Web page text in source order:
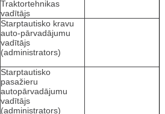
Traktortehnikas
vadītājs
Starptautisko kravu
auto-pārvadājumu
vadītājs
(administrators)
Starptautisko
pasažieru
autopārvadājumu
vadītājs
(administrators)